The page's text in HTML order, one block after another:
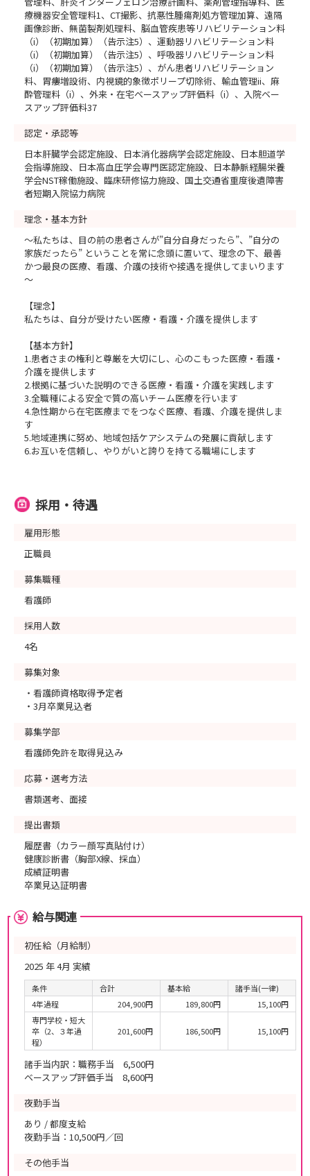
療機器安全管理料1、CT撮影、抗悪性腫瘍剤処方管理加算、遠隔
画像診断、無菌製剤処理料、脳血管疾患等リハビリテーション料
（i）（初期加算）（告示注5）、運動器リハビリテーション料
（i）（初期加算）（告示注5）、呼吸器リハビリテーション料
（i）（初期加算）（告示注5）、がん患者リハビリテーション
料、胃瘻増設術、内視鏡的象徴ポリープ切除術、輸血管理ii、麻
酔管理料（i）、外来・在宅ベースアップ評価料（i）、入院ベー
スアップ評価料37
認定・承認等
日本肝臓学会認定施設、日本消化器病学会認定施設、日本胆道学
会指導施設、日本高血圧学会専門医認定施設、日本静脈経腸栄養
学会NST稼働施設、臨床研修協力施設、国土交通省重度後遺障害
者短期入院協力病院
理念・基本方針
～私たちは、目の前の患者さんが”自分自身だったら”、”自分の
家族だったら” ということを常に念頭に置いて、理念の下、最善
かつ最良の医療、看護、介護の技術や接遇を提供してまいります
～
【理念】
私たちは、自分が受けたい医療・看護・介護を提供します
【基本方針】
1.患者さまの権利と尊厳を大切にし、心のこもった医療・看護・
介護を提供します
2.根拠に基づいた説明のできる医療・看護・介護を実践します
3.全職種による安全で質の高いチーム医療を行います
4.急性期から在宅医療までをつなぐ医療、看護、介護を提供しま
す
5.地域連携に努め、地域包括ケアシステムの発展に貢献します
6.お互いを信頼し、やりがいと誇りを持てる職場にします
採用・待遇
雇用形態
正職員
募集職種
看護師
採用人数
4名
募集対象
・看護師資格取得予定者
・3月卒業見込者
募集学部
看護師免許を取得見込み
応募・選考方法
書類選考、面接
提出書類
履歴書（カラー顔写真貼付け）
健康診断書（胸部X線、採血）
成績証明書
卒業見込証明書
給与関連
初任給（月給制）
2025 年 4月 実績
条件 合計 基本給
諸手当(一律)
4年過程
204,900円 189,800円
15,100円
専門学校・短大
卒（2、３年過
程）
201,600円 186,500円 15,100円
諸手当内訳：職務手当 6,500円
ベースアップ評価手当 8,600円
夜勤手当
あり / 都度支給
夜勤手当：10,500円／回
その他手当